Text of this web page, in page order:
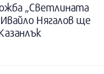
„Светлината
Нягалов ще